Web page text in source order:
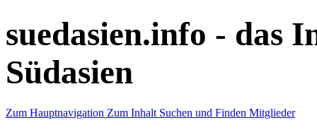
suedasien.info - das
Südasien
Zum Hauptnavigation Zum Inhalt Suchen und Finden Mitglieder